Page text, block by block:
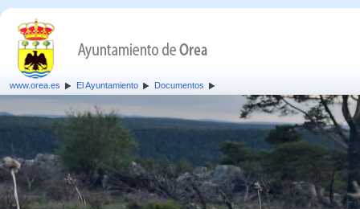
www.orea.es El Ayuntamiento Documentos